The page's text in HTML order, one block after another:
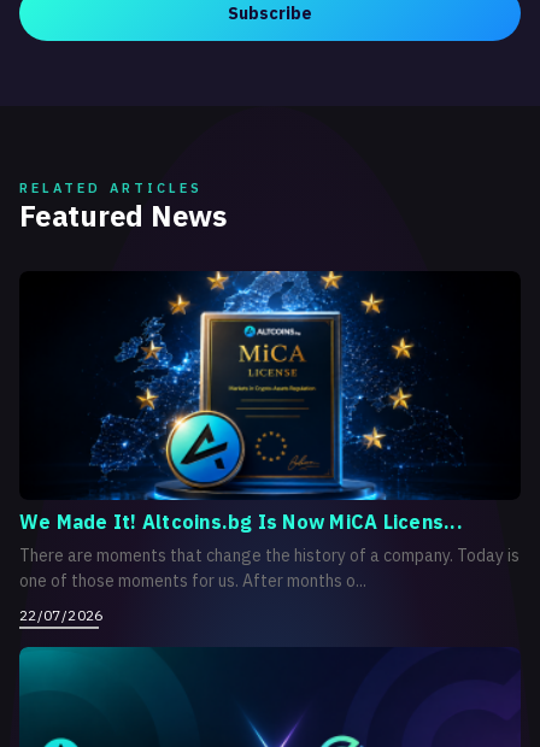
Subscribe
RELATED ARTICLES
Featured News
We Made It! Altcoins.bg Is Now MiCA Licens...
There are moments that change the history of a company. Today is
one of those moments for us. After months o...
22/07/2026